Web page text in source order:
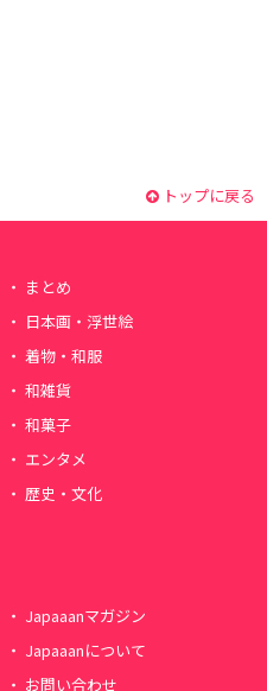
トップに戻る
まとめ
日本画・浮世絵
着物・和服
和雑貨
和菓子
エンタメ
歴史・文化
Japaaanマガジン
Japaaanについて
お問い合わせ